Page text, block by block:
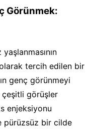
Görünmek:
tercih edilen bir
genç görünmeyi
çeşitli görüşler
enjeksiyonu
pürüzsüz bir cilde